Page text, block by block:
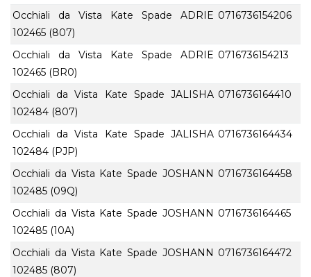
Occhiali da Vista Kate Spade ADRIE
102465 (807)
0716736154206
Occhiali da Vista Kate Spade ADRIE
102465 (BR0)
0716736154213
Occhiali da Vista Kate Spade JALISHA
102484 (807)
0716736164410
Occhiali da Vista Kate Spade JALISHA
102484 (PJP)
0716736164434
Occhiali da Vista Kate Spade JOSHANN
102485 (09Q)
0716736164458
Occhiali da Vista Kate Spade JOSHANN
102485 (10A)
0716736164465
Occhiali da Vista Kate Spade JOSHANN
102485 (807)
0716736164472